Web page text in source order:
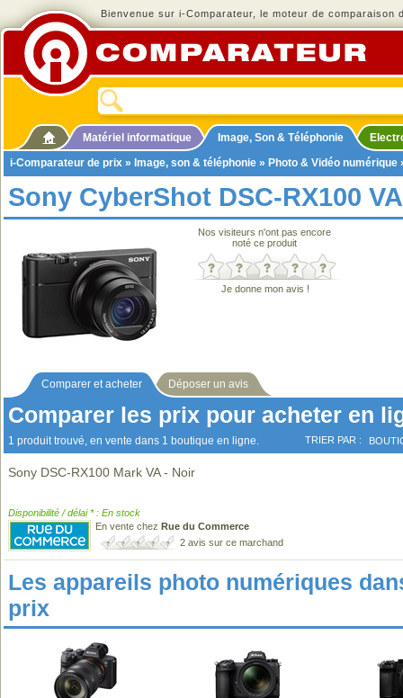
Bienvenue sur i-Comparateur, le moteur de comparaison
Matériel informatique Image, Son & Téléphonie
i-Comparateur de prix » Image, son & téléphonie » Photo & Vidéo numérique
Sony CyberShot DSC-RX100 VA
Nos visiteurs n'ont pas encore
noté ce produit
Je donne mon avis !
Comparer et acheter Déposer un avis
Comparer les prix pour acheter en
1 produit trouvé, en vente dans 1 boutique en ligne. TRIER PAR :
Sony DSC-RX100 Mark VA - Noir
Disponibilité / délai * : En stock
En vente chez Rue du Commerce
2 avis sur ce marchand
Les appareils photo numériques
prix